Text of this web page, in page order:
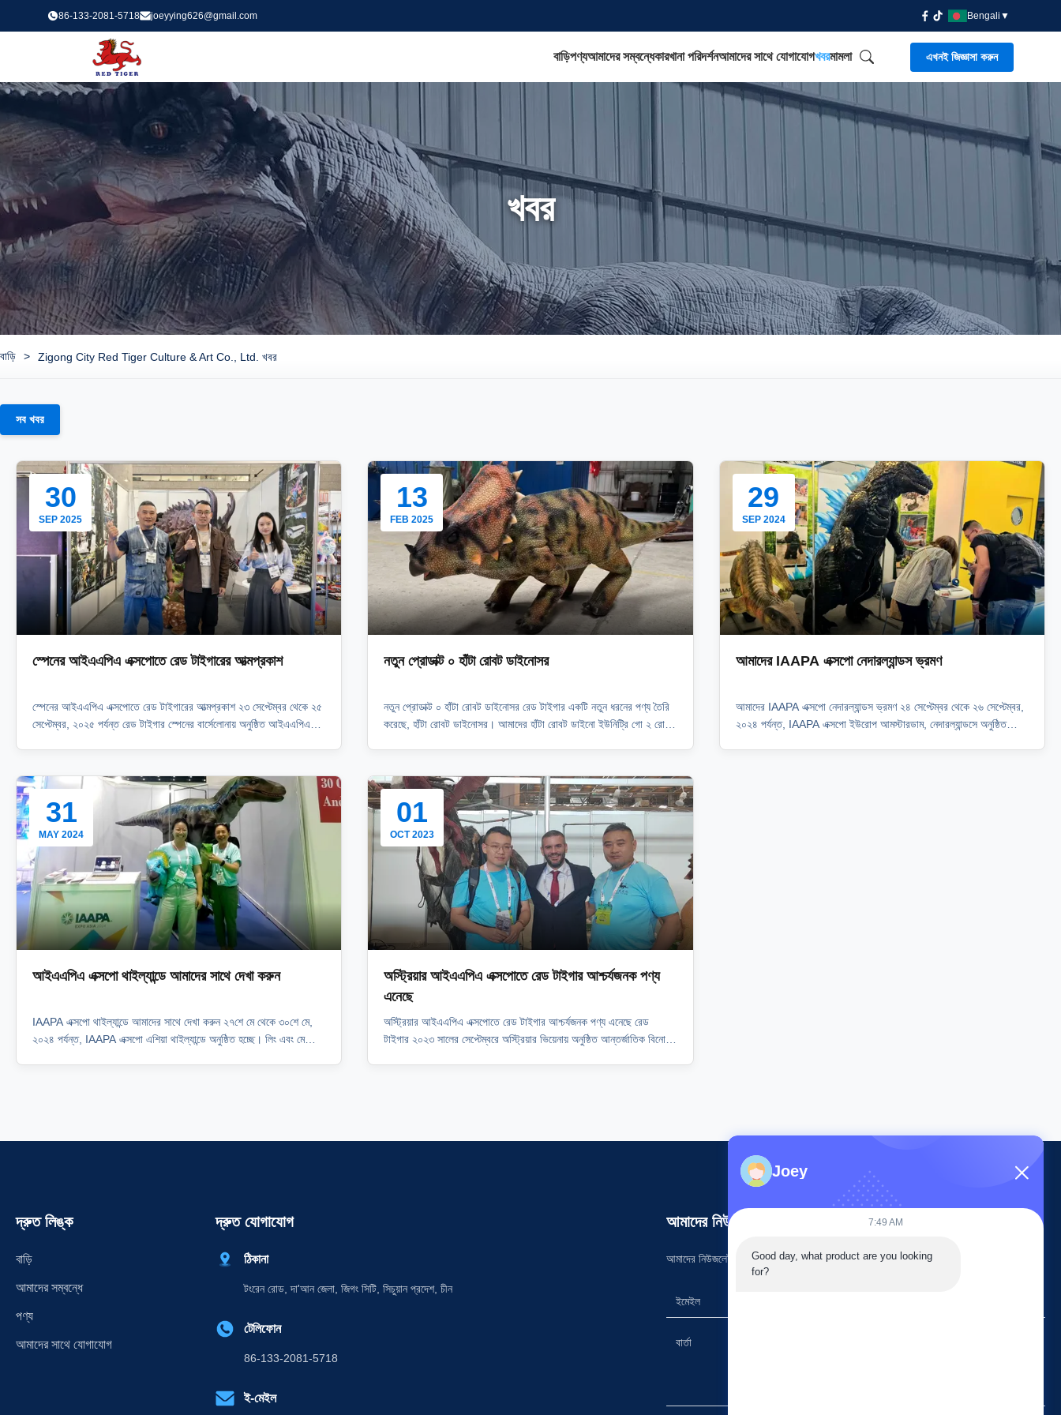
86-133-2081-5718 joeyying626@gmail.com Bengali ▼
বাড়িপণ্যআমাদের সম্বন্ধেকারখানা পরিদর্শনআমাদের সাথে যোগাযোগখবরমামলা এখনই জিজ্ঞাসা করুন
খবর
বাড়ি > Zigong City Red Tiger Culture & Art Co., Ltd. খবর
সব খবর
30
SEP 2025
স্পেনের আইএএপিএ এক্সপোতে রেড টাইগারের আত্মপ্রকাশ
স্পেনের আইএএপিএ এক্সপোতে রেড টাইগারের আত্মপ্রকাশ ২৩ সেপ্টেম্বর থেকে ২৫
সেপ্টেম্বর, ২০২৫ পর্যন্ত রেড টাইগার স্পেনের বার্সেলোনায় অনুষ্ঠিত আইএএপিএ
এবং আমেরিকাতে ...
13
FEB 2025
নতুন প্রোডাক্ট ০ হাঁটা রোবট ডাইনোসর
নতুন প্রোডাক্ট ০ হাঁটা রোবট ডাইনোসর রেড টাইগার একটি নতুন ধরনের পণ্য তৈরি
করেছে, হাঁটা রোবট ডাইনোসর। আমাদের হাঁটা রোবট ডাইনো ইউনিট্রি গো ২ রোবট
এবং রি...
29
SEP 2024
আমাদের IAAPA এক্সপো নেদারল্যান্ডস ভ্রমণ
আমাদের IAAPA এক্সপো নেদারল্যান্ডস ভ্রমণ ২৪ সেপ্টেম্বর থেকে ২৬ সেপ্টেম্বর,
২০২৪ পর্যন্ত, IAAPA এক্সপো ইউরোপ আমস্টারডাম, নেদারল্যান্ডসে অনুষ্ঠিত
31
MAY 2024
আইএএপিএ এক্সপো থাইল্যান্ডে আমাদের সাথে দেখা করুন
IAAPA এক্সপো থাইল্যান্ডে আমাদের সাথে দেখা করুন ২৭শে মে থেকে ৩০শে মে,
২০২৪ পর্যন্ত, IAAPA এক্সপো এশিয়া থাইল্যান্ডে অনুষ্ঠিত হচ্ছে। লিং এবং মে
01
OCT 2023
অস্ট্রিয়ার আইএএপিএ এক্সপোতে রেড টাইগার আশ্চর্যজনক পণ্য
এনেছে
অস্ট্রিয়ার আইএএপিএ এক্সপোতে রেড টাইগার আশ্চর্যজনক পণ্য এনেছে রেড
টাইগার ২০২৩ সালের সেপ্টেম্বরে অস্ট্রিয়ার ভিয়েনায় অনুষ্ঠিত আন্তর্জাতিক বিনোদন
দ্রুত লিঙ্ক
বাড়ি
আমাদের সম্বন্ধে
পণ্য
আমাদের সাথে যোগাযোগ
দ্রুত যোগাযোগ
ঠিকানা
টংরেন রোড, দা'আন জেলা, জিগং সিটি, সিচুয়ান প্রদেশ, চীন
টেলিফোন
86-133-2081-5718
ই-মেইল
আমাদের নিউজলেটার
আমাদের নিউজলেটারে সাবস্ক্রাইব করুন এবং আরও অনেক কিছু পেতে পারেন।
Joey
7:49 AM
Good day, what product are you looking
for?